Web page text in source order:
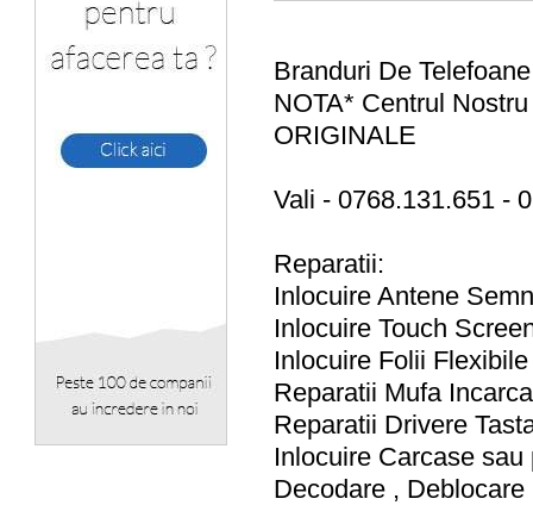
Branduri De
NOTA* Centrul
ORIGINALE
Vali - 0768.131.651 -
Reparatii:
Inlocuire Antene
Inlocuire Touch
Inlocuire Folii
Reparatii Mufa
Reparatii Drivere
Inlocuire Carcase
Decodare , Deblocare